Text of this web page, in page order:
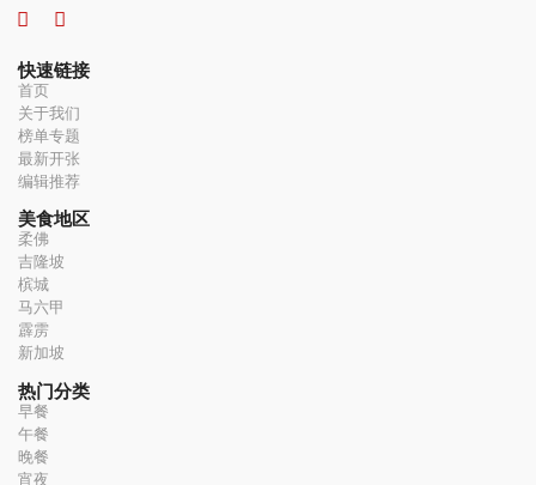
快速链接
首页
关于我们
榜单专题
最新开张
编辑推荐
美食地区
柔佛
吉隆坡
槟城
马六甲
霹雳
新加坡
热门分类
早餐
午餐
晚餐
宵夜